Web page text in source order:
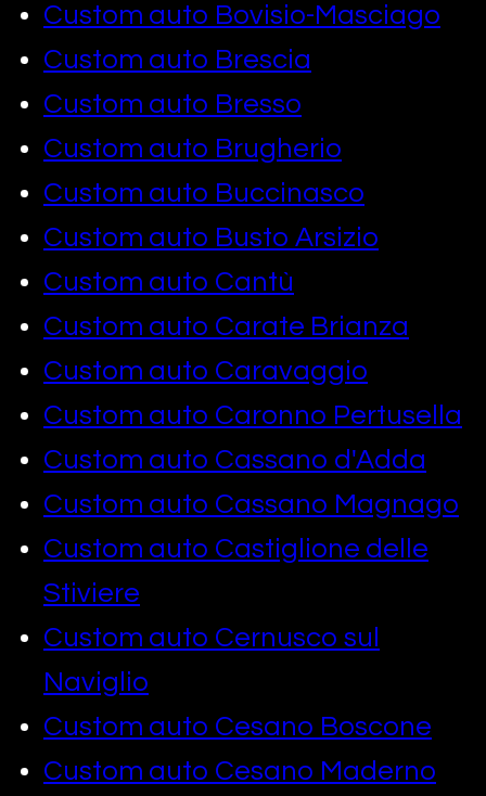
Custom auto Bovisio-Masciago
Custom auto Brescia
Custom auto Bresso
Custom auto Brugherio
Custom auto Buccinasco
Custom auto Busto Arsizio
Custom auto Cantù
Custom auto Carate Brianza
Custom auto Caravaggio
Custom auto Caronno Pertusella
Custom auto Cassano d'Adda
Custom auto Cassano Magnago
Custom auto Castiglione delle
Stiviere
Custom auto Cernusco sul
Naviglio
Custom auto Cesano Boscone
Custom auto Cesano Maderno